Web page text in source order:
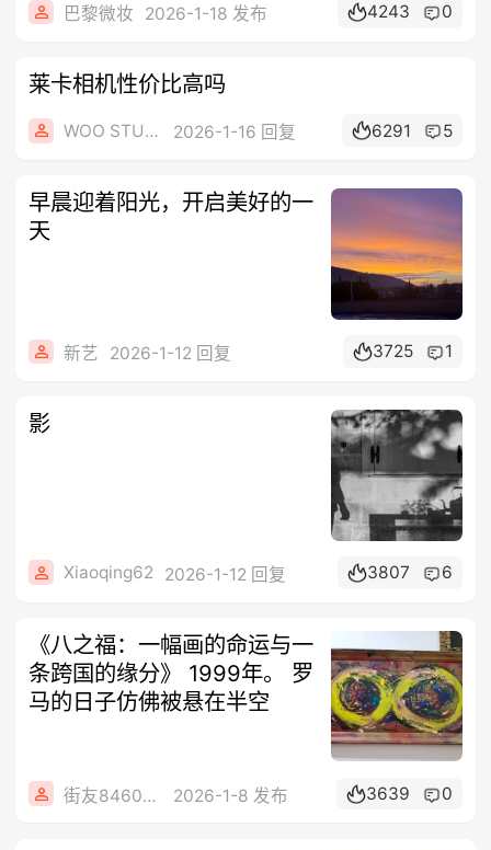
巴黎微妆 2026-1-18 发布 4243 0
莱卡相机性价比高吗
WOO STUDIO 2026-1-16 回复 6291 5
早晨迎着阳光，开启美好的一
天
新艺 2026-1-12 回复 3725 1
影
Xiaoqing62 2026-1-12 回复 3807 6
《八之福：一幅画的命运与一
条跨国的缘分》 1999年。 罗
马的日子仿佛被悬在半空
街友84605288 2026-1-8 发布 3639 0